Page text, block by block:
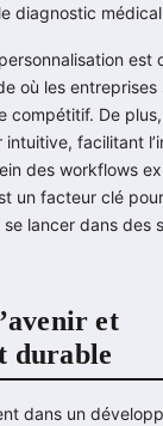
diagnostic
est
où les entreprises
compétitif. De
facilitant
des workflows
un facteur clé
lancer dans des
et
durable
dans un